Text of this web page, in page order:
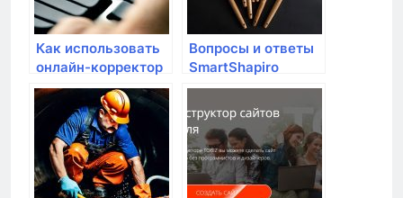
Как использовать
онлайн-корректор
орфографии и
пунктуации на
испанском языке?
Вопросы и ответы
SmartShapiro